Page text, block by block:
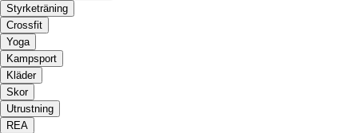
Styrketräning
Crossfit
Yoga
Kampsport
Kläder
Skor
Utrustning
REA